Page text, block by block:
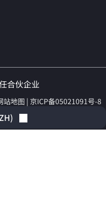
合伙企业
站地图 京ICP备05021091号-8
)